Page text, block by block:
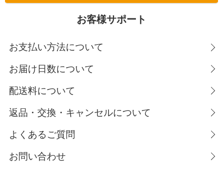
お客様サポート
お支払い方法について
お届け日数について
配送料について
返品・交換・キャンセルについて
よくあるご質問
お問い合わせ